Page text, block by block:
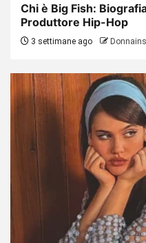
Chi è Big Fish:
Produttore Hip-Hop
3 settimane ago